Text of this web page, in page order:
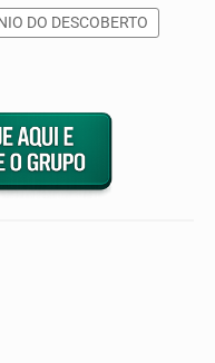
DO DESCOBERTO